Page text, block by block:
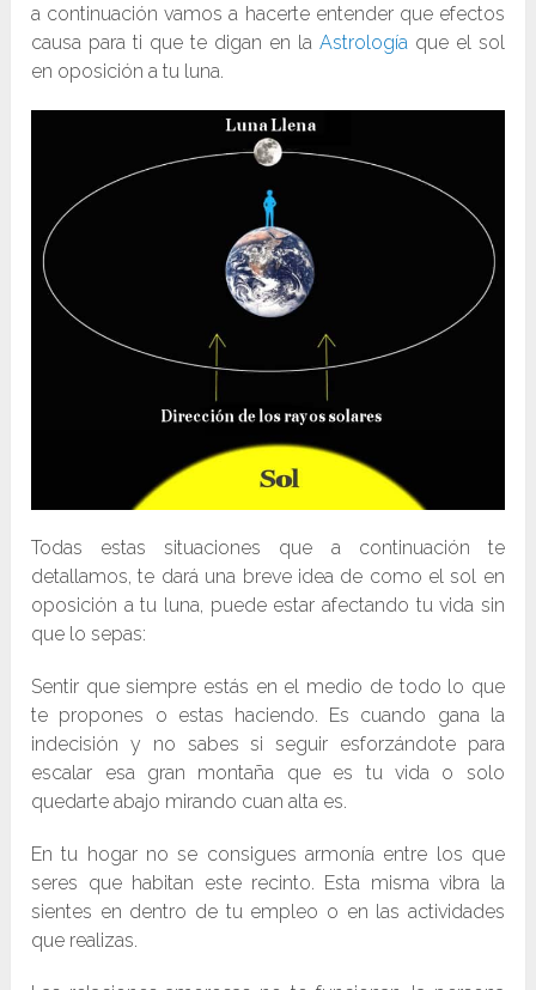
a continuación vamos a hacerte entender que efectos
causa para ti que te digan en la Astrología que el sol
en oposición a tu luna.
Todas estas situaciones que a continuación te
detallamos, te dará una breve idea de como el sol en
oposición a tu luna, puede estar afectando tu vida sin
que lo sepas:
Sentir que siempre estás en el medio de todo lo que
te propones o estas haciendo. Es cuando gana la
indecisión y no sabes si seguir esforzándote para
escalar esa gran montaña que es tu vida o solo
quedarte abajo mirando cuan alta es.
En tu hogar no se consigues armonía entre los que
seres que habitan este recinto. Esta misma vibra la
sientes en dentro de tu empleo o en las actividades
que realizas.